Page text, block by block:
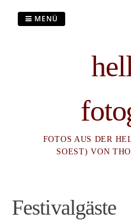
FOTOS AUS DER
SOEST) VON
MENÜ
Festivalgäste